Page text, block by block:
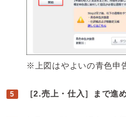
※上図はやよいの青色申
［2.売上・仕入］まで進